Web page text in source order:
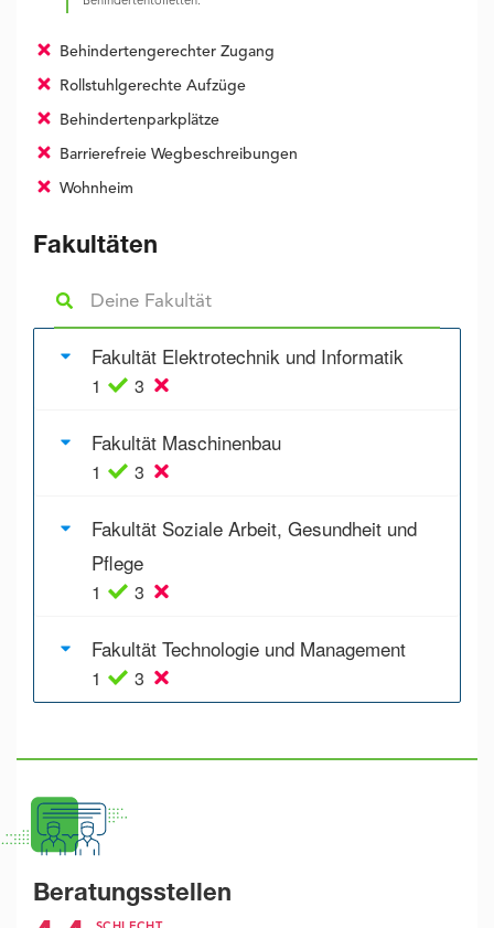
Behindertengerechter Zugang
Rollstuhlgerechte Aufzüge
Behindertenparkplätze
Barrierefreie Wegbeschreibungen
Wohnheim
Fakultäten
Fakultät Elektrotechnik und Informatik
1 3
Fakultät Maschinenbau
1 3
Fakultät Soziale Arbeit, Gesundheit und
Pflege
1 3
Fakultät Technologie und Management
1 3
Beratungsstellen